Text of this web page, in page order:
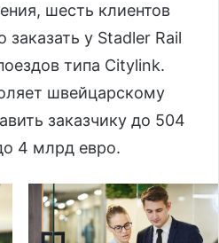
шесть клиентов
заказать у Stadler Rail
типа Citylink.
швейцарскому
заказчику до 504
4 млрд евро.